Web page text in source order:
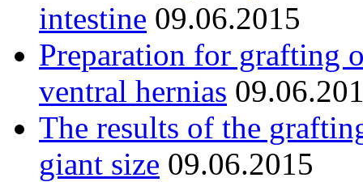
intestine 09.06.2015
Preparation for grafting
ventral hernias
The results of the
giant size 09.06.2015